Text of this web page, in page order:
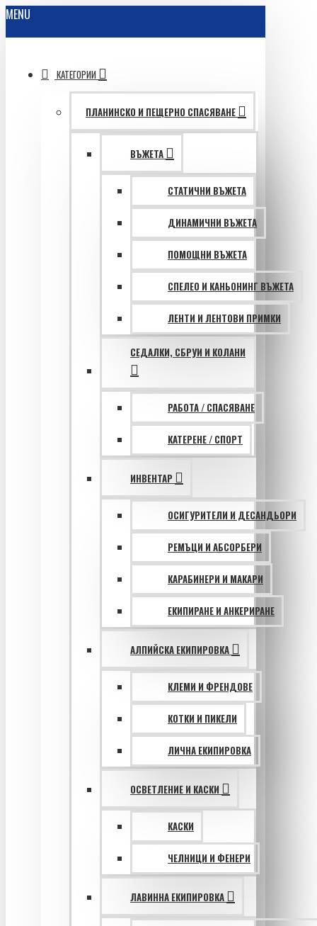
MENU
КАТЕГОРИИ
ПЛАНИНСКО И ПЕЩЕРНО СПАСЯВАНЕ
ВЪЖЕТА
СТАТИЧНИ ВЪЖЕТА
ДИНАМИЧНИ ВЪЖЕТА
ПОМОЩНИ ВЪЖЕТА
СПЕЛЕО И КАНЬОНИНГ ВЪЖЕТА
ЛЕНТИ И ЛЕНТОВИ ПРИМКИ
СЕДАЛКИ, СБРУИ И КОЛАНИ
РАБОТА / СПАСЯВАНЕ
КАТЕРЕНЕ / СПОРТ
ИНВЕНТАР
ОСИГУРИТЕЛИ И ДЕСАНДЬОРИ
РЕМЪЦИ И АБСОРБЕРИ
КАРАБИНЕРИ И МАКАРИ
ЕКИПИРАНЕ И АНКЕРИРАНЕ
АЛПИЙСКА ЕКИПИРОВКА
КЛЕМИ И ФРЕНДОВЕ
КОТКИ И ПИКЕЛИ
ЛИЧНА ЕКИПИРОВКА
ОСВЕТЛЕНИЕ И КАСКИ
КАСКИ
ЧЕЛНИЦИ И ФЕНЕРИ
ЛАВИННА ЕКИПИРОВКА